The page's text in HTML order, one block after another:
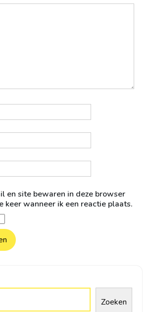
en site bewaren in deze browser
keer wanneer ik een reactie plaats.
Zoeken